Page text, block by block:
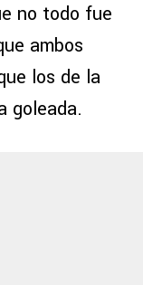
no todo fue
ambos
los de la
goleada.